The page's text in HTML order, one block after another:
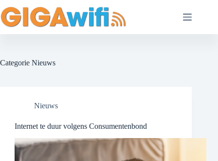
Categorie Nieuws
Nieuws
Internet te duur volgens Consumentenbond